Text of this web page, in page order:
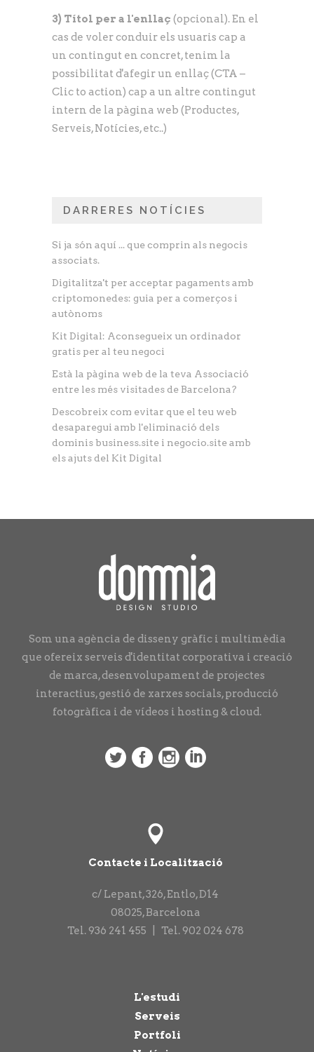
3) Títol per a l'enllaç (opcional). En el
cas de voler conduir els usuaris cap a
un contingut en concret, tenim la
possibilitat d'afegir un enllaç (CTA –
Clic to action) cap a un altre contingut
intern de la pàgina web (Productes,
Serveis, Notícies, etc..)
DARRERES NOTÍCIES
Si ja són aquí ... que comprin als negocis
associats.
Digitalitza't per acceptar pagaments amb
criptomonedes: guia per a comerços i
autònoms
Kit Digital: Aconsegueix un ordinador
gratis per al teu negoci
Està la pàgina web de la teva Associació
entre les més visitades de Barcelona?
Descobreix com evitar que el teu web
desaparegui amb l'eliminació dels
dominis business.site i negocio.site amb
els ajuts del Kit Digital
Som una agència de disseny gràfic i multimèdia
que ofereix serveis d'identitat corporativa i creació
de marca, desenvolupament de projectes
interactius, gestió de xarxes socials, producció
fotogràfica i de vídeos i hosting & cloud.
Contacte i Localització
c/ Lepant, 326, Entlo, D14
08025,Barcelona
Tel. 936 241 455 Tel. 902 024 678
L'estudi
Serveis
Portfoli